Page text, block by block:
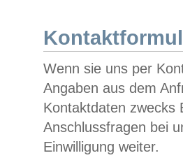
Wenn sie uns per
Angaben aus dem
Kontaktdaten zwecks
Anschlussfragen bei
Einwilligung weiter.